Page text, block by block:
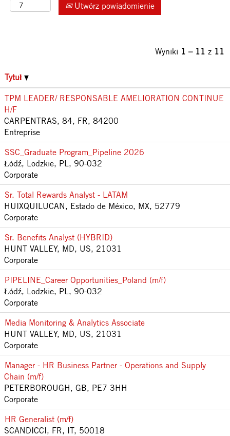
Utwórz powiadomienie
Wyniki 1 – 11 z 11
Tytuł
TPM LEADER/ RESPONSABLE AMELIORATION CONTINUE
H/F
CARPENTRAS, 84, FR, 84200
Entreprise
SSC_Graduate Program_Pipeline 2026
Łódź, Lodzkie, PL, 90-032
Corporate
Sr. Total Rewards Analyst - LATAM
HUIXQUILUCAN, Estado de México, MX, 52779
Corporate
Sr. Benefits Analyst (HYBRID)
HUNT VALLEY, MD, US, 21031
Corporate
PIPELINE_Career Opportunities_Poland (m/f)
Łódź, Lodzkie, PL, 90-032
Corporate
Media Monitoring & Analytics Associate
HUNT VALLEY, MD, US, 21031
Corporate
Manager - HR Business Partner - Operations and Supply
Chain (m/f)
PETERBOROUGH, GB, PE7 3HH
Corporate
HR Generalist (m/f)
SCANDICCI, FR, IT, 50018